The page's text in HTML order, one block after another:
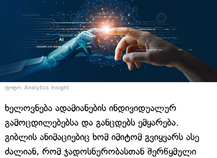
ფოტო: Analytics Insight
ხელოვნება ადამიანების ინდივიდუალურ
გამოცდილებებსა და განცდებს ემყარება.
გიბლის ანიმაციებიც ხომ იმიტომ გვიყვარს ასე
ძალიან, რომ ჯადოსნურობასთან შერწყმული